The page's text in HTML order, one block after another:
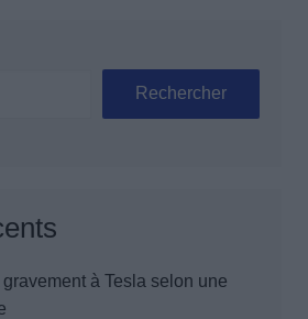
Rechercher
à Tesla selon une